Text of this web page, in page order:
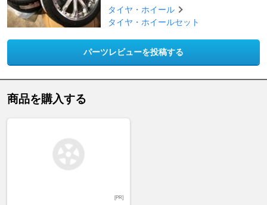
タイヤ・ホイール
タイヤ・ホイールセット
パーツレビューを投稿する
商品を購入する
[PR]